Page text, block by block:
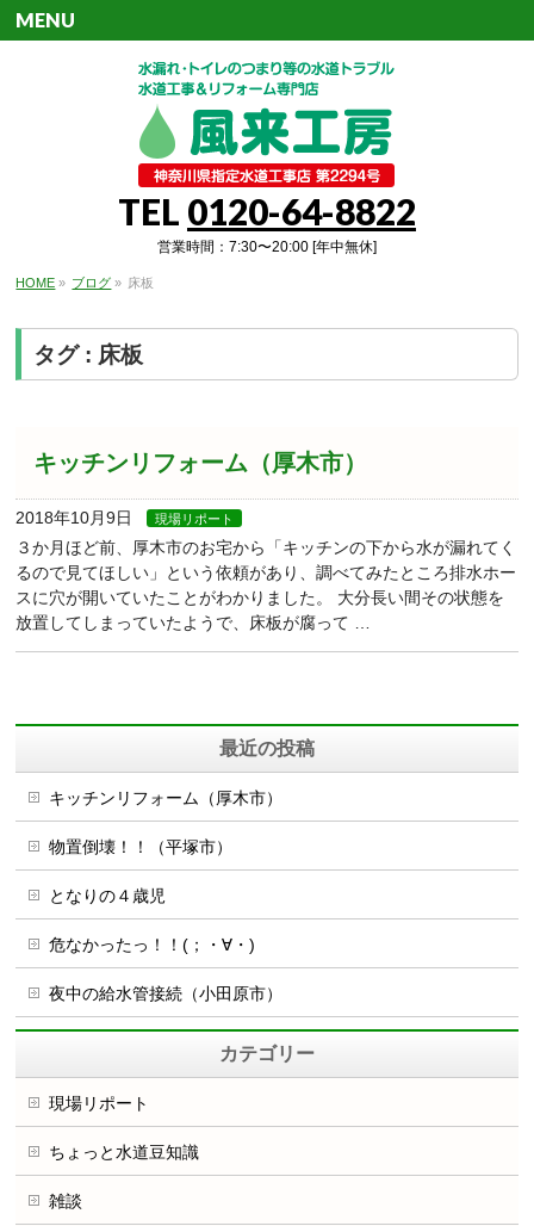
TEL 0120-64-8822
営業時間：7:30〜20:00 [年中無休]
MENU
HOME » ブログ » 床板
タグ : 床板
キッチンリフォーム（厚木市）
2018年10月9日 現場リポート
３か月ほど前、厚木市のお宅から「キッチンの下から水が漏れてく
るので見てほしい」という依頼があり、調べてみたところ排水ホー
スに穴が開いていたことがわかりました。 大分長い間その状態を
放置してしまっていたようで、床板が腐って …
最近の投稿
キッチンリフォーム（厚木市）
物置倒壊！！（平塚市）
となりの４歳児
危なかったっ！！(；・∀・)
夜中の給水管接続（小田原市）
カテゴリー
現場リポート
ちょっと水道豆知識
雑談